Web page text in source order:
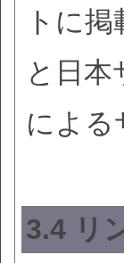
トに
と日
による
3.4 リ